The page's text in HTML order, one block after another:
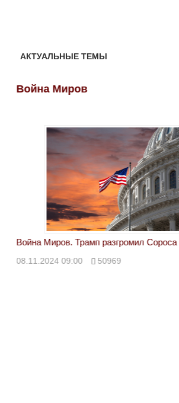
АКТУАЛЬНЫЕ ТЕМЫ
Война Миров
Война Миров. Трамп разгромил Сороса
08.11.2024 09:00 50969